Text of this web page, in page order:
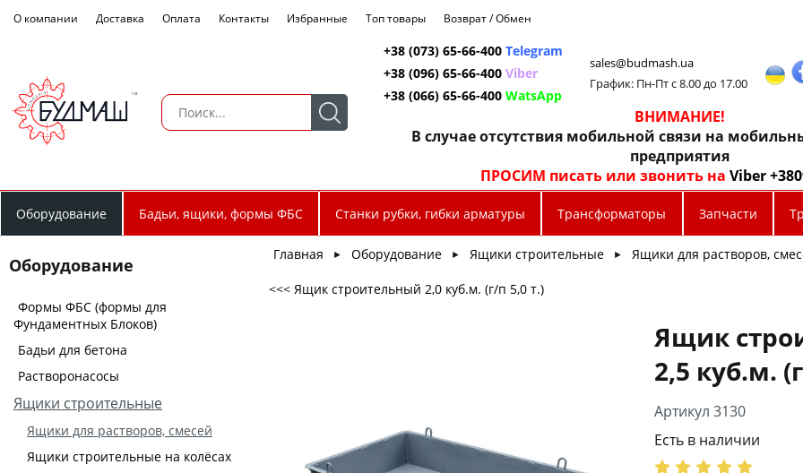
О компании Доставка Оплата Контакты Избранные Топ товары Возврат / Обмен
+38 (073) 65-66-400 Telegram
+38 (096) 65-66-400 Viber
+38 (066) 65-66-400 WatsApp
sales@budmash.ua
График: Пн-Пт с 8.00 до 17.00
ВНИМАНИЕ!
В случае отсутствия мобильной связи на
предприятия
ПРОСИМ писать или звонить наViber
Оборудование Бадьи, ящики, формы ФБС Станки рубки, гибки арматуры Трансформаторы Запчасти
Оборудование
Формы ФБС (формы для
Фундаментных Блоков)
Бадьи для бетона
Растворонасосы
Ящики строительные
Ящики для растворов, смесей
Ящики строительные на колёсах
Главная ► Оборудование ► Ящики строительные ► Ящики для растворов,
<<< Ящик строительный 2,0 куб.м. (г/п 5,0 т.)
Ящик
2,5 куб.м.
Артикул 3130
Есть в наличии